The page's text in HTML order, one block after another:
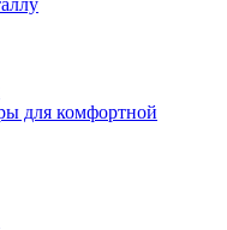
для комфортной